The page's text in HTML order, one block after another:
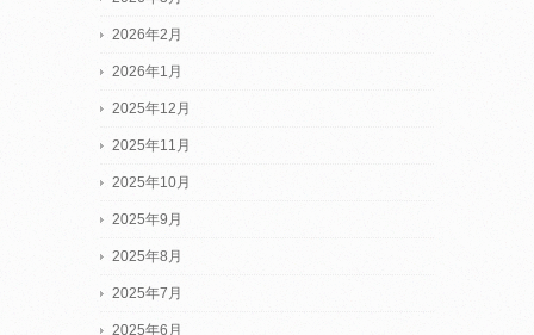
2026年2月
2026年1月
2025年12月
2025年11月
2025年10月
2025年9月
2025年8月
2025年7月
2025年6月